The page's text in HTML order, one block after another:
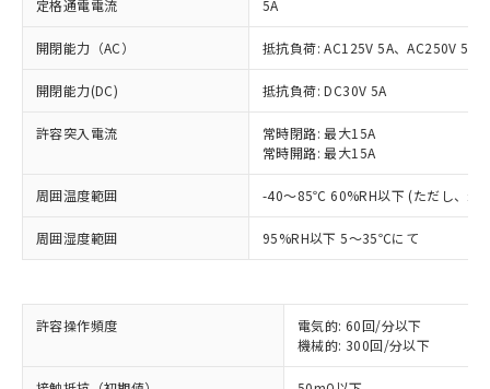
定格通電電流 5A
開閉能力（AC） 抵抗負荷: AC125V 5A、AC250V 5A
開閉能力(DC) 抵抗負荷: DC30V 5A
許容突入電流
常時閉路: 最大15A
常時開路: 最大15A
周囲温度範囲 -40～85℃ 60%RH以下 (ただし、氷
周囲湿度範囲 95%RH以下 5～35℃にて
許容操作頻度
電気的: 60回/分以下
機械的: 300回/分以下
ご利用条件
以下の条件をお読みいただき、同意のうえ
非含有に対応した製品が提供可能な商品で
有に対応した製品に切り替える予定のある
商品です。
対応予定なし：EU RoHS指令（10物質）の